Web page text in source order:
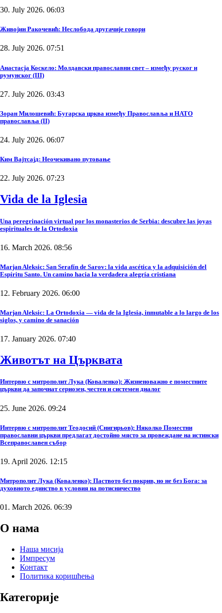
30. July 2026. 06:03
Живојин Ракочевић: Неслобода другачије говори
28. July 2026. 07:51
Анастасја Коскело: Молдавски православни свет – између руског и
румунског (III)
27. July 2026. 03:43
Зоран Милошевић: Бугарска црква између Православља и НАТО
православља (II)
24. July 2026. 06:07
Ким Вајтсајд: Неочекивано путовање
22. July 2026. 07:23
Vida de la Iglesia
Una peregrinación virtual por los monasterios de Serbia: descubre las joyas
espirituales de la Ortodoxia
16. March 2026. 08:56
Marjan Aleksic: San Serafín de Sarov: la vida ascética y la adquisición del
Espíritu Santo. Un camino hacia la verdadera alegría cristiana
12. February 2026. 06:00
Marjan Aleksic: La Ortodoxia — vida de la Iglesia, inmutable a lo largo de los
siglos, y camino de sanación
17. January 2026. 07:40
Животът на Църквата
Интервю с митрополит Лука (Коваленко): Жизненоважно е поместните
църкви да започнат сериозен, честен и системен диалог
25. June 2026. 09:24
Интервю с митрополит Теодосий (Снигирьов): Няколко Поместни
православни църкви предлагат достойно място за провеждане на истински
Всеправославен събор
19. April 2026. 12:15
Митрополит Лука (Коваленко): Паството без покрив, но не без Бога: за
духовното единство в условия на потисничество
01. March 2026. 06:39
О нама
Наша мисија
Импресум
Контакт
Политика коришћења
Категорије